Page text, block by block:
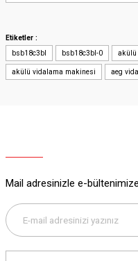
Etiketler :
bsb18c3bl
bsb18c3bl-0 akülü
akülü vidalama makinesi aeg
Mail adresinizle e-